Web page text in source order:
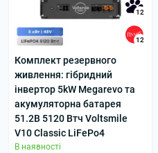
12
12
Комплект резервного
живлення: гібридний
інвертор 5kW Megarevo та
акумуляторна батарея
51.2В 5120 Втч Voltsmile
V10 Classic LiFePo4
В наявності